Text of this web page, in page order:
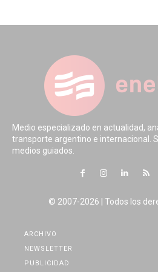
Medio especializado en actualidad,
transporte argentino e internacional.
medios guiados.
© 2007-2026 | Todos los
ARCHIVO
NEWSLETTER
PUBLICIDAD